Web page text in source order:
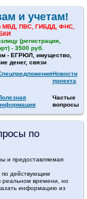
и учетам!
МВД, ПВС, ГИБДД, ФНС,
(регистрация,
- 3500 руб.
- ЕГРЮЛ, имущество,
денег, связи
Новости
проекта
Частые
вопросы
по
и предоставляемая
действующим
реальном времени, но
информацию из